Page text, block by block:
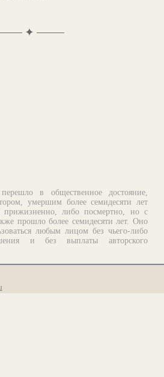
✦
в общественное достояние,
умершим более семидесяти лет
прижизненно, либо посмертно, но с
прошло более семидесяти лет. Оно
любым лицом без чьего-либо
и без выплаты авторского